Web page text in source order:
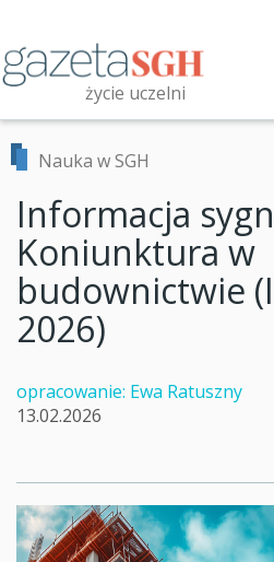
treści
życie uczelni
Przeszukaj witrynę
Nauka w SGH
Informacja
Koniunktura w
budownictwie
2026)
opracowanie: Ewa Ratuszny
13.02.2026